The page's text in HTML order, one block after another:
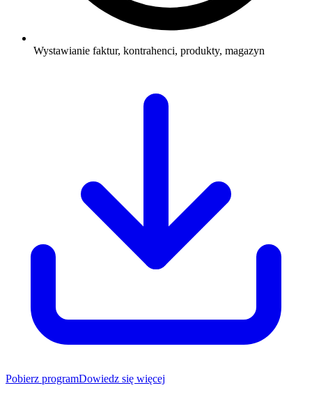
Wystawianie faktur, kontrahenci, produkty, magazyn
Pobierz programDowiedz się więcej